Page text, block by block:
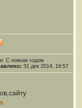
С новым годом
31 дек 2014, 19:57